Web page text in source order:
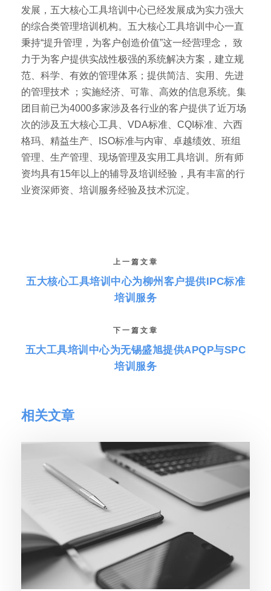
发展，五大核心工具培训中心已经发展成为实力强大
的综合类管理培训机构。五大核心工具培训中心一直
秉持“提升管理，为客户创造价值”这一经营理念， 致
力于为客户提供实战性极强的系统解决方案，建立规
范、科学、有效的管理体系；提供简洁、实用、先进
的管理技术 ；实施经济、可靠、高效的信息系统。集
团目前已为4000多家涉及各行业的客户提供了近万场
次的涉及五大核心工具、VDA标准、CQI标准、六西
格玛、精益生产、ISO标准与内审、卓越绩效、班组
管理、生产管理、现场管理及实用工具培训。所有师
资均具有15年以上的辅导及培训经验，具有丰富的行
业资深师资、培训服务经验及技术沉淀。
上一篇文章
五大核心工具培训中心为柳州客户提供IPC标准
培训服务
下一篇文章
五大工具培训中心为无锡盛旭提供APQP与SPC
培训服务
相关文章